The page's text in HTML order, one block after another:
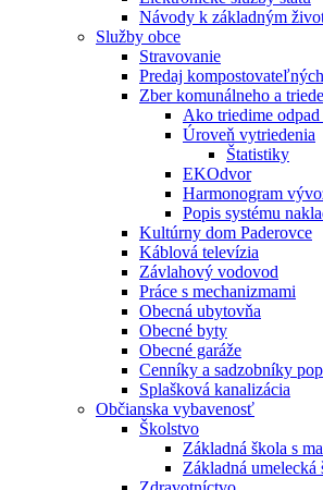
Návody k základným
Služby obce
Stravovanie
Predaj
Zber komunálneho a
Ako triedime odpad
Úroveň vytriedenia
Štatistiky
EKOdvor
Harmonogram
Popis systému
Kultúrny dom Paderovce
Káblová televízia
Závlahový vodovod
Práce s mechanizmami
Obecná ubytovňa
Obecné byty
Obecné garáže
Cenníky a sadzobníky
Splašková kanalizácia
Občianska vybavenosť
Školstvo
Základná škola s
Základná umelecká